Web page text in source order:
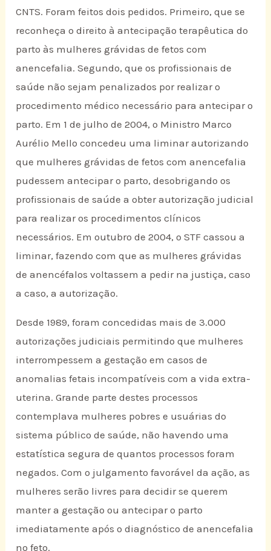
CNTS. Foram feitos dois pedidos. Primeiro, que se
reconheça o direito à antecipação terapêutica do
parto às mulheres grávidas de fetos com
anencefalia. Segundo, que os profissionais de
saúde não sejam penalizados por realizar o
procedimento médico necessário para antecipar o
parto. Em 1 de julho de 2004, o Ministro Marco
Aurélio Mello concedeu uma liminar autorizando
que mulheres grávidas de fetos com anencefalia
pudessem antecipar o parto, desobrigando os
profissionais de saúde a obter autorização judicial
para realizar os procedimentos clínicos
necessários. Em outubro de 2004, o STF cassou a
liminar, fazendo com que as mulheres grávidas
de anencéfalos voltassem a pedir na justiça, caso
a caso, a autorização.
Desde 1989, foram concedidas mais de 3.000
autorizações judiciais permitindo que mulheres
interrompessem a gestação em casos de
anomalias fetais incompatíveis com a vida extra-
uterina. Grande parte destes processos
contemplava mulheres pobres e usuárias do
sistema público de saúde, não havendo uma
estatística segura de quantos processos foram
negados. Com o julgamento favorável da ação, as
mulheres serão livres para decidir se querem
manter a gestação ou antecipar o parto
imediatamente após o diagnóstico de anencefalia
no feto.